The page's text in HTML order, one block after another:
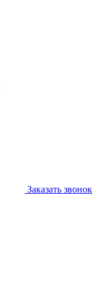
Заказать звонок